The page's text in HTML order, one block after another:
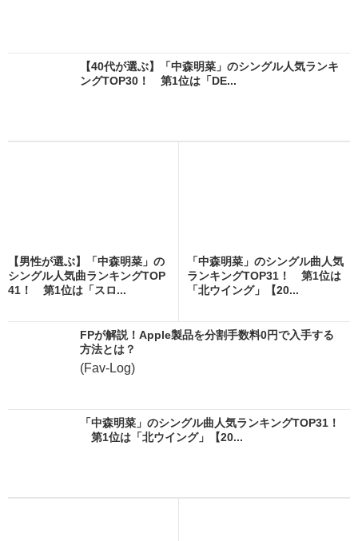
【40代が選ぶ】「中森明菜」のシングル人気ランキ
ングTOP30！ 第1位は「DE...
【男性が選ぶ】「中森明菜」の
シングル人気曲ランキングTOP
41！ 第1位は「スロ...
「中森明菜」のシングル曲人気
ランキングTOP31！ 第1位は
「北ウイング」【20...
FPが解説！Apple製品を分割手数料0円で入手する
方法とは？
(Fav-Log)
「中森明菜」のシングル曲人気ランキングTOP31！
第1位は「北ウイング」【20...